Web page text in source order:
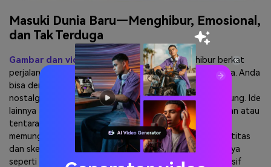
Masuki Dunia Baru—Menghibur, Emosional,
dan Tak Terduga
Gambar dan video AI POVbisa sangat menghibur berkat
perjalanan emosional mereka dalam mode orang pertama. Anda
bisa dengan mudah mengenang memori masa kecil yang
nostalgis atau mengingat wawancara kerja yang canggung. Ide
lainnya adalah bangun sebagai ksatria abad pertengahan atau
tentara Perang Dunia. Secara umum, video-video ini
memungkinkan pengguna mengeksplorasi berbagai identitas
dan skenario dari sudut pandang orang pertama. Rasanya
seperti membaca cerita menarik dengan visual lebih imersif